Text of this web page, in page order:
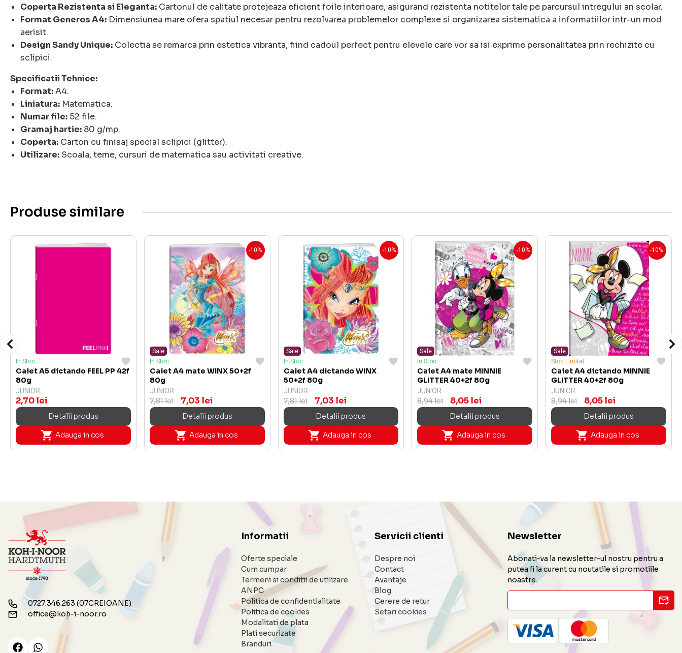
Coperta Rezistenta si Eleganta: Cartonul de calitate protejeaza eficient foile interioare, asigurand rezistenta notitelor tale pe parcursul intregului an scolar.
Format Generos A4: Dimensiunea mare ofera spatiul necesar pentru rezolvarea problemelor complexe si organizarea sistematica a informatiilor intr-un mod
aerisit.
Design Sandy Unique: Colectia se remarca prin estetica vibranta, fiind cadoul perfect pentru elevele care vor sa isi exprime personalitatea prin rechizite cu
sclipici.
Specificatii Tehnice:
Format:A4.
Liniatura: Matematica.
Numar file: 52 file.
Gramaj hartie: 80 g/mp.
Coperta: Carton cu finisaj special sclipici (glitter).
Utilizare: Scoala, teme, cursuri de matematica sau activitati creative.
Produse similare
In Stoc
Caiet A5 dictando FEEL PP 42f
80g
JUNIOR
2,70 lei
Detalii produs
Adauga in cos
-10%
Sale
In Stoc
Caiet A4 mate WINX 50+2f
80g
JUNIOR
7,81 lei 7,03 lei
Detalii produs
Adauga in cos
-10%
Sale
In Stoc
Caiet A4 dictando WINX
50+2f 80g
JUNIOR
7,81 lei 7,03 lei
Detalii produs
Adauga in cos
-10%
Sale
In Stoc
Caiet A4 mate MINNIE
GLITTER 40+2f 80g
JUNIOR
8,94 lei 8,05 lei
Detalii produs
Adauga in cos
-10%
Sale
Stoc Limitat
Caiet A4 dictando MINNIE
GLITTER 40+2f 80g
JUNIOR
8,94 lei 8,05 lei
Detalii produs
Adauga in cos
0727.346.263 (07CREIOANE)
office@koh-i-noor.ro
Informatii
Oferte speciale
Cum cumpar
Termeni si conditii de utilizare
ANPC
Politica de confidentialitate
Politica de cookies
Modalitati de plata
Plati securizate
Branduri
Servicii clienti
Despre noi
Contact
Avantaje
Blog
Cerere de retur
Setari cookies
Newsletter
Abonati-va la newsletter-ul nostru pentru a
putea fi la curent cu noutatile si promotiile
noastre.